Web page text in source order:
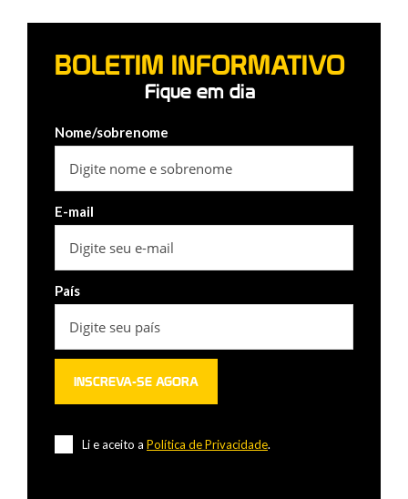
BOLETIM INFORMATIVO
Fique em dia
Nome/sobrenome
E-mail
País
Li e aceito a Política de Privacidade.